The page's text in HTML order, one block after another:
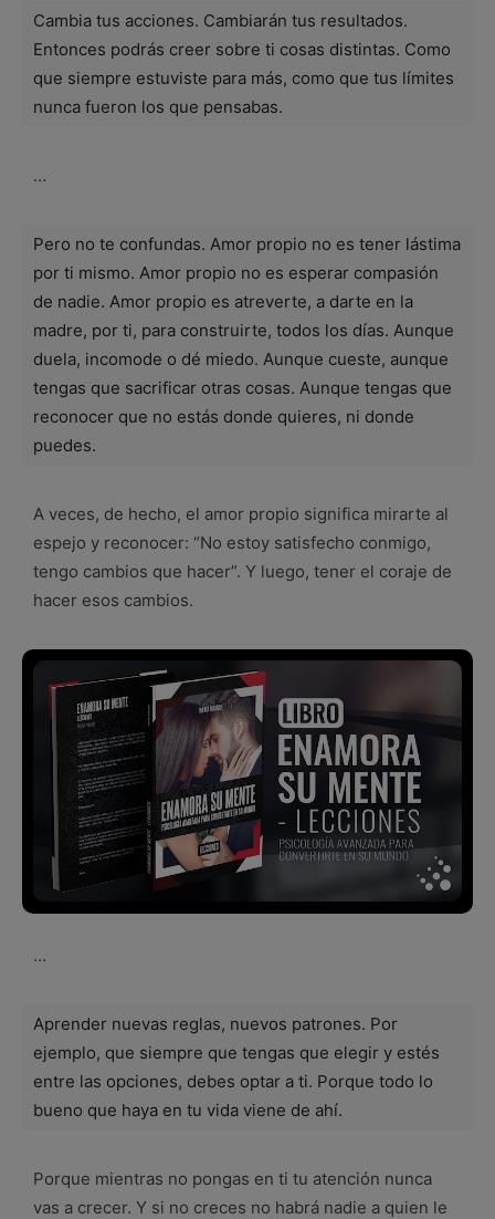
Cambia tus acciones. Cambiarán tus resultados.
Entonces podrás creer sobre ti cosas distintas. Como
que siempre estuviste para más, como que tus límites
nunca fueron los que pensabas.
…
Pero no te confundas. Amor propio no es tener lástima
por ti mismo. Amor propio no es esperar compasión
de nadie. Amor propio es atreverte, a darte en la
madre, por ti, para construirte, todos los días. Aunque
duela, incomode o dé miedo. Aunque cueste, aunque
tengas que sacrificar otras cosas. Aunque tengas que
reconocer que no estás donde quieres, ni donde
puedes.
A veces, de hecho, el amor propio significa mirarte al
espejo y reconocer: “No estoy satisfecho conmigo,
tengo cambios que hacer”. Y luego, tener el coraje de
hacer esos cambios.
…
Aprender nuevas reglas, nuevos patrones. Por
ejemplo, que siempre que tengas que elegir y estés
entre las opciones, debes optar a ti. Porque todo lo
bueno que haya en tu vida viene de ahí.
Porque mientras no pongas en ti tu atención nunca
vas a crecer. Y si no creces no habrá nadie a quien le